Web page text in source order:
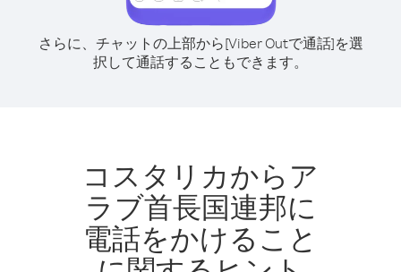
さらに、チャットの上部から[Viber Outで通話]を選
択して通話することもできます。
コスタリカからア
ラブ首長国連邦に
電話をかけること